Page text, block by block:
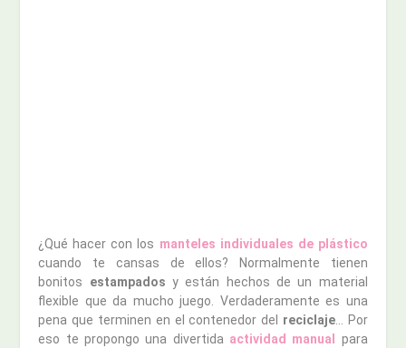
¿Qué hacer con los manteles individuales de plástico
cuando te cansas de ellos? Normalmente tienen
bonitos estampadosy están hechos de un material
flexible que da mucho juego. Verdaderamente es una
pena que terminen en el contenedor del reciclaje… Por
eso te propongo una divertida actividad manual
para